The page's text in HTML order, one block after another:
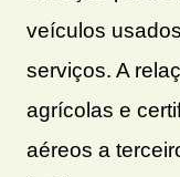
veículos
serviços. A
agrícolas e
aéreos a